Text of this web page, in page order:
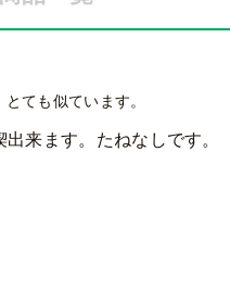
ても似ています。
来ます。たねなしです。